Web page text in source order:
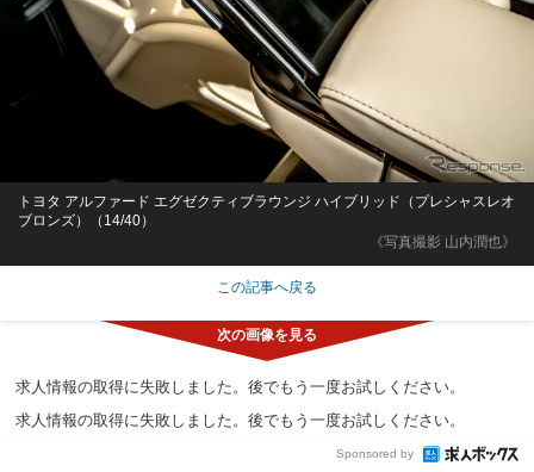
《写真撮影 山内潤也》
トヨタ アルファード エグゼクティブラウンジ ハイブリッド（プレシャスレオ
ブロンズ）（14/40）
この記事へ戻る
求人情報の取得に失敗しました。後でもう一度お試しください。
求人情報の取得に失敗しました。後でもう一度お試しください。
Sponsored by